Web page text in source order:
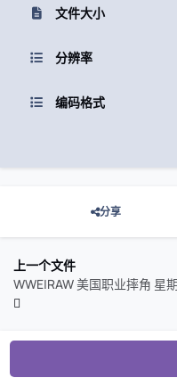
文件大小
分辨率
编码格式
分享
上一个文件